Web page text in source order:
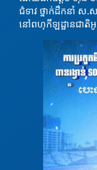
ជំទាវ ថ្នាក់ដឹកនាំ
នៅពហុកីឡដ្ឋានជាតិ